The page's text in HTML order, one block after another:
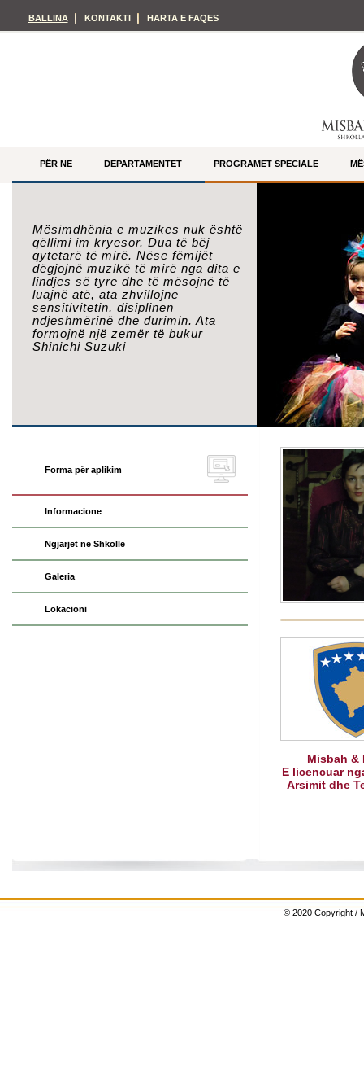
BALLINA KONTAKTI HARTA E FAQES
PËR NE DEPARTAMENTET PROGRAMET SPECIALE
Mësimdhënia e muzikes nuk është
qëllimi im kryesor. Dua të bëj
qytetarë të mirë. Nëse fëmijët
dëgjojnë muzikë të mirë nga dita e
lindjes së tyre dhe të mësojnë të
luajnë atë, ata zhvillojne
sensitivitetin, disiplinen
ndjeshmërinë dhe durimin. Ata
formojnë një zemër të bukur
Shinichi Suzuki
Forma për aplikim
Informacione
Ngjarjet në Shkollë
Galeria
Lokacioni
Misbah &
E licencuar
Arsimit dhe
© 2020 Copyright /